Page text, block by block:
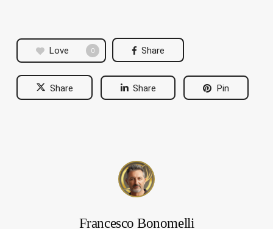
Love 0 Share
Share Share Pin
Francesco Bonomelli